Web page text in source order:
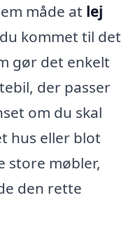
måde at lej
du kommet til det
gør det enkelt
der passer
om du skal
hus eller blot
store møbler,
den rette